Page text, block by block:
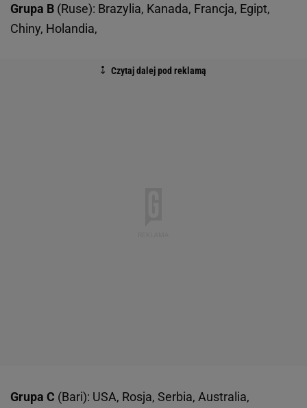
Grupa B (Ruse): Brazylia, Kanada, Francja, Egipt,
Chiny, Holandia,
Grupa C (Bari): USA, Rosja, Serbia, Australia,